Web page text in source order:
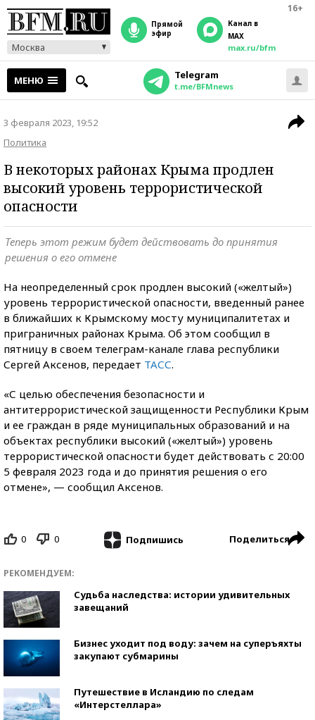
16+
Москва
прямой
эфир
Канал в
MAX
max.ru/bfm
МЕНЮ Telegram
t.me/BFMnews
3 февраля 2023, 19:52
Политика
В некоторых районах Крыма продлен
высокий уровень террористической
опасности
Теперь этот режим будет действовать до принятия
решения о его отмене
На неопределенный срок продлен высокий («желтый»)
уровень террористической опасности, введенный ранее
в ближайших к Крымскому мосту муниципалитетах и
приграничных районах Крыма. Об этом сообщил в
пятницу в своем телеграм-канале глава республики
Сергей Аксенов, передает ТАСС.
«С целью обеспечения безопасности и
антитеррористической защищенности Республики Крым
и ее граждан в ряде муниципальных образований и на
объектах республики высокий («желтый») уровень
террористической опасности будет действовать с 20:00
5 февраля 2023 года и до принятия решения о его
отмене», — сообщил Аксенов.
0 0 Подпишись Поделиться
РЕКОМЕНДУЕМ:
Судьба наследства: истории удивительных
завещаний
Бизнес уходит под воду: зачем на суперъяхты
закупают субмарины
Путешествие в Исландию по следам
«Интерстеллара»